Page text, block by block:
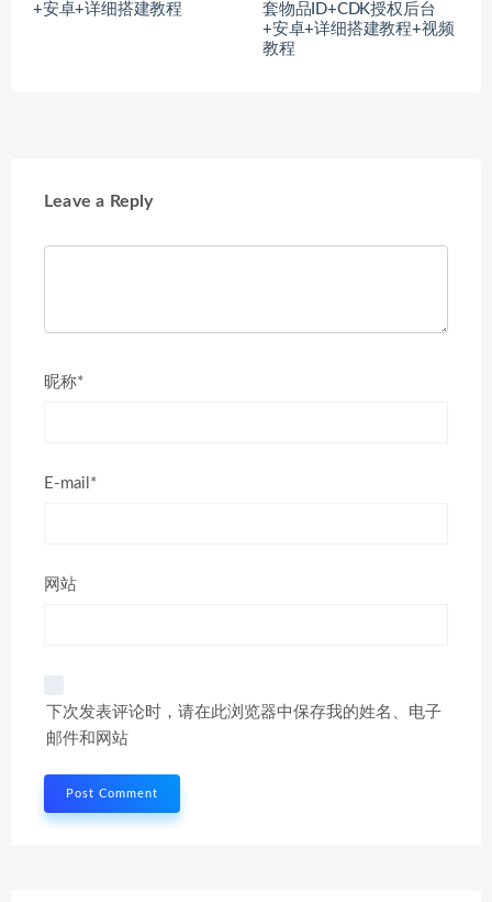
+安卓+详细搭建教程
套物品ID+CDK授权后台
+安卓+详细搭建教程+视频
教程
Leave a Reply
昵称*
E-mail*
网站
下次发表评论时，请在此浏览器中保存我的姓名、电子
邮件和网站